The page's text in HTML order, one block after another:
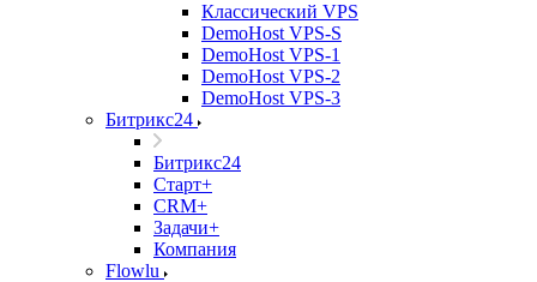
Классический VPS
DemoHost VPS-S
DemoHost VPS-1
DemoHost VPS-2
DemoHost VPS-3
Битрикс24
Битрикс24
Старт+
CRM+
Задачи+
Компания
Flowlu